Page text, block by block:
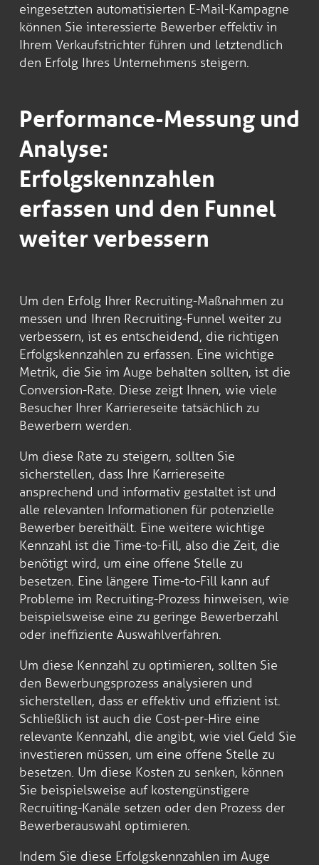
eingesetzten automatisierten E-Mail-Kampagne
können Sie interessierte Bewerber effektiv in
Ihrem Verkaufstrichter führen und letztendlich
den Erfolg Ihres Unternehmens steigern.
Performance-Messung und
Analyse:
Erfolgskennzahlen
erfassen und den Funnel
weiter verbessern
Um den Erfolg Ihrer Recruiting-Maßnahmen zu
messen und Ihren Recruiting-Funnel weiter zu
verbessern, ist es entscheidend, die richtigen
Erfolgskennzahlen zu erfassen. Eine wichtige
Metrik, die Sie im Auge behalten sollten, ist die
Conversion-Rate. Diese zeigt Ihnen, wie viele
Besucher Ihrer Karriereseite tatsächlich zu
Bewerbern werden.
Um diese Rate zu steigern, sollten Sie
sicherstellen, dass Ihre Karriereseite
ansprechend und informativ gestaltet ist und
alle relevanten Informationen für potenzielle
Bewerber bereithält. Eine weitere wichtige
Kennzahl ist die Time-to-Fill, also die Zeit, die
benötigt wird, um eine offene Stelle zu
besetzen. Eine längere Time-to-Fill kann auf
Probleme im Recruiting-Prozess hinweisen, wie
beispielsweise eine zu geringe Bewerberzahl
oder ineffiziente Auswahlverfahren.
Um diese Kennzahl zu optimieren, sollten Sie
den Bewerbungsprozess analysieren und
sicherstellen, dass er effektiv und effizient ist.
Schließlich ist auch die Cost-per-Hire eine
relevante Kennzahl, die angibt, wie viel Geld Sie
investieren müssen, um eine offene Stelle zu
besetzen. Um diese Kosten zu senken, können
Sie beispielsweise auf kostengünstigere
Recruiting-Kanäle setzen oder den Prozess der
Bewerberauswahl optimieren.
Indem Sie diese Erfolgskennzahlen im Auge